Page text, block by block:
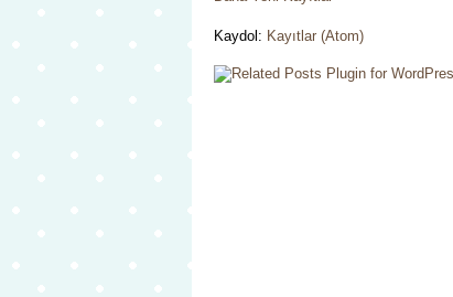
Kaydol: Kayıtlar (Atom)